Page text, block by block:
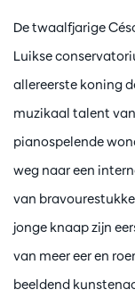
De twaalfjarige
Luikse
allereerste koning
muzikaal talent
pianospelende
weg naar een
van
jonge knaap zijn
van meer eer en
beeldend